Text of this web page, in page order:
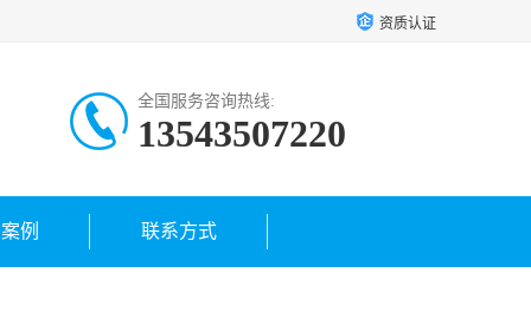
资质认证
全国服务咨询热线:
13543507220
例 联系方式